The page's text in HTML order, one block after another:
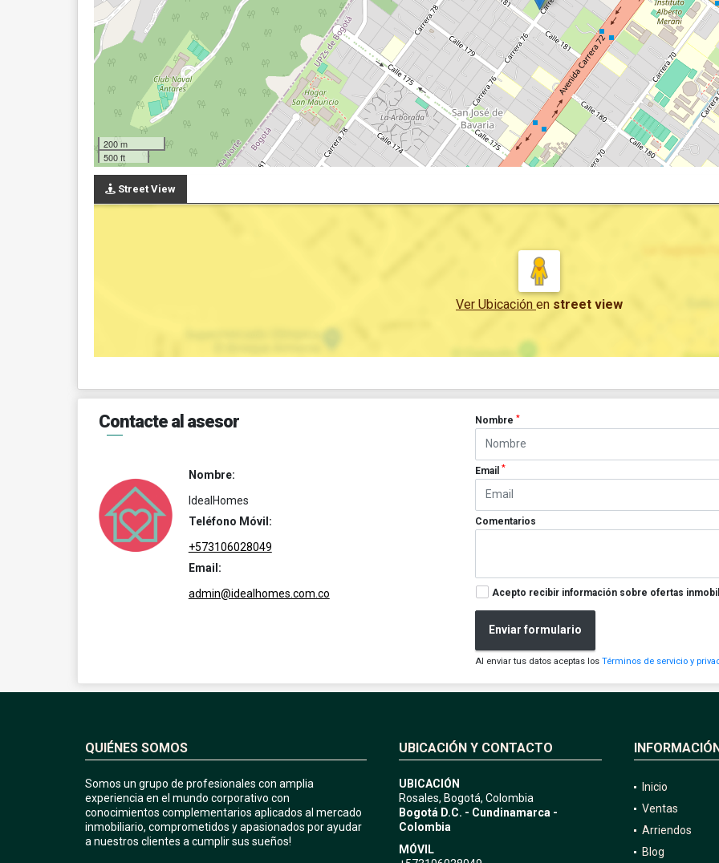
200 m
500 ft
Street View
Ver Ubicación en street view
Contacte al asesor
Nombre:
IdealHomes
Teléfono Móvil:
+573106028049
Email:
admin@idealhomes.com.co
Nombre*
Email*
Comentarios
Acepto recibir información sobre ofertas
Enviar formulario
Al enviar tus datos aceptas losTérminos de servicio y
QUIÉNES SOMOS
Somos un grupo de profesionales con amplia
experiencia en el mundo corporativo con
conocimientos complementarios aplicados al mercado
inmobiliario, comprometidos y apasionados por ayudar
a nuestros clientes a cumplir sus sueños!
UBICACIÓN Y CONTACTO
UBICACIÓN
Rosales, Bogotá, Colombia
Bogotá D.C. - Cundinamarca -
Colombia
MÓVIL
Inicio
Ventas
Arriendos
Blog